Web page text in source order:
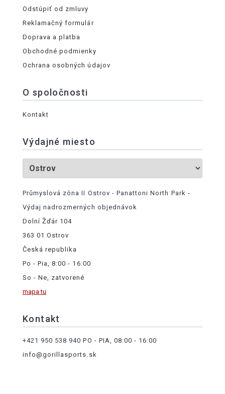
Odstúpiť od zmluvy
Reklamačný formulár
Doprava a platba
Obchodné podmienky
Ochrana osobných údajov
O spoločnosti
Kontakt
Výdajné miesto
Průmyslová zóna II Ostrov - Panattoni North Park -
Výdaj nadrozmerných objednávok
Dolní Žďár 104
363 01 Ostrov
Česká republika
Po - Pia, 8:00 - 16:00
So - Ne, zatvorené
mapa tu
Kontakt
+421 950 538 940 PO - PIA, 08:00 - 16:00
info@gorillasports.sk